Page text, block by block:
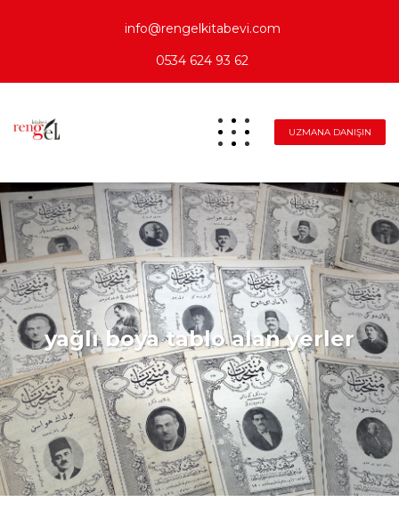
info@rengelkitabevi.com
0534 624 93 62
UZMANA DANIŞIN
yağlı boya tablo alan yerler